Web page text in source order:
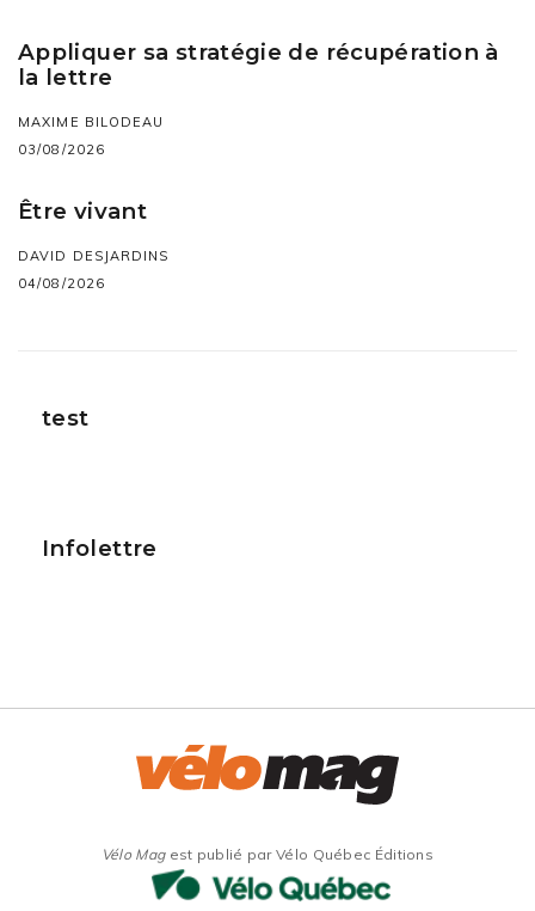
Appliquer sa stratégie de récupération à
la lettre
MAXIME BILODEAU
03/08/2026
Être vivant
DAVID DESJARDINS
04/08/2026
test
Infolettre
Vélo Magest publié par Vélo Québec Éditions